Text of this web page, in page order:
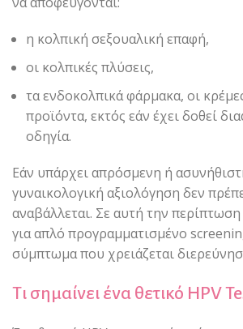
η κολπική σεξουαλική επαφή,
οι κολπικές πλύσεις,
τα ενδοκολπικά φάρμακα, οι
προϊόντα, εκτός εάν έχει δοθεί
οδηγία.
Εάν υπάρχει απρόσμενη ή
γυναικολογική αξιολόγηση δεν
αναβάλλεται. Σε αυτή την περίπτωση
για απλό προγραμματισμένο
σύμπτωμα που χρειάζεται
Τι σημαίνει ένα θετικό HPV